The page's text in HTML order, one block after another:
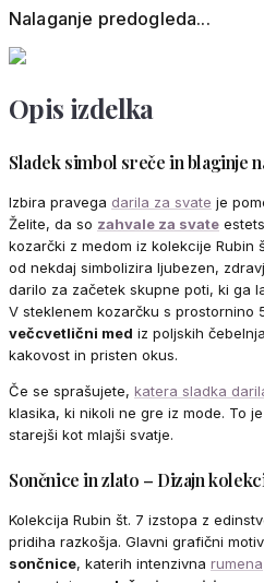
Nalaganje predogleda...
Opis izdelka
Sladek simbol sreče in blaginje
Izbira pravega darila za svate je
Želite, da so zahvale za svate
kozarčki z medom iz kolekcije Rubin
od nekdaj simbolizira ljubezen,
darilo za začetek skupne poti, ki ga
V steklenem kozarčku s prostornino
večcvetlični med iz poljskih
kakovost in pristen okus.
Če se sprašujete, katera sladka
klasika, ki nikoli ne gre iz mode. To
starejši kot mlajši svatje.
Sončnice in zlato – Dizajn
Kolekcija Rubin št. 7 izstopa z
pridiha razkošja. Glavni grafični
sončnice, katerih intenzivna rumena